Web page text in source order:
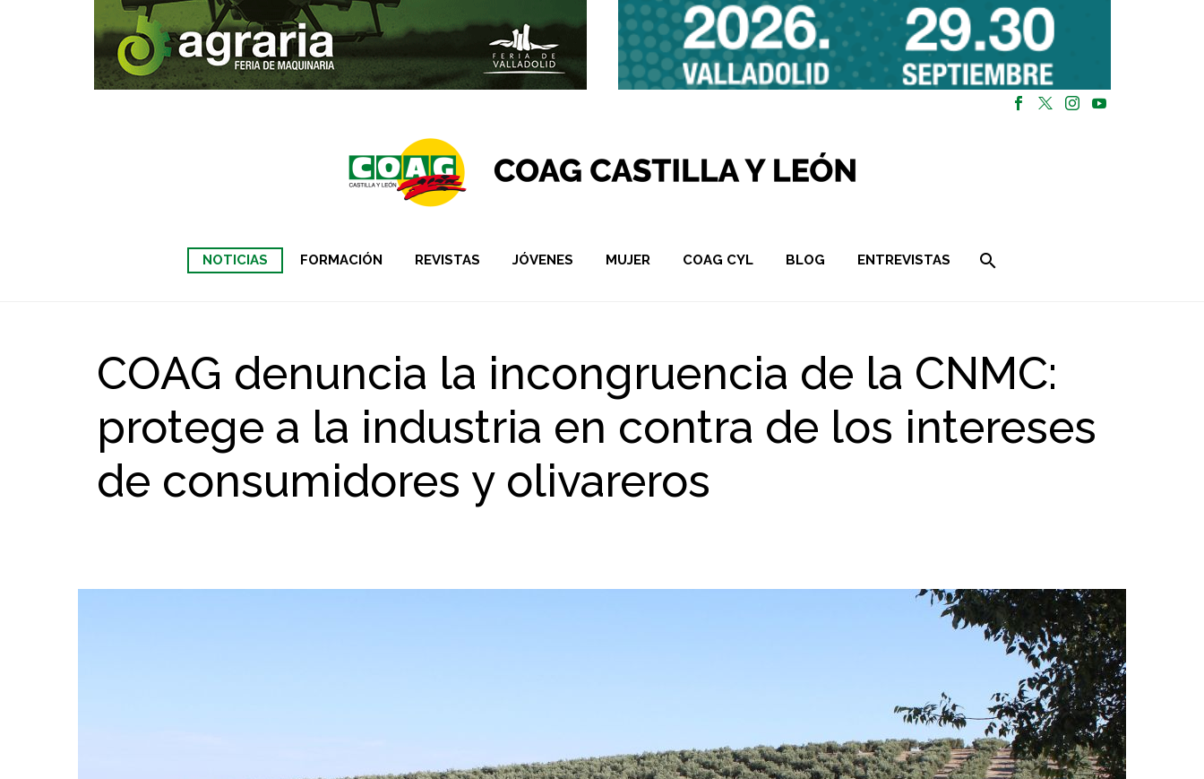
NOTICIAS FORMACIÓN REVISTAS JÓVENES MUJER COAG CYL BLOG ENTREVISTAS
COAG denuncia la incongruencia de la CNMC:
protege a la industria en contra de los intereses
de consumidores y olivareros